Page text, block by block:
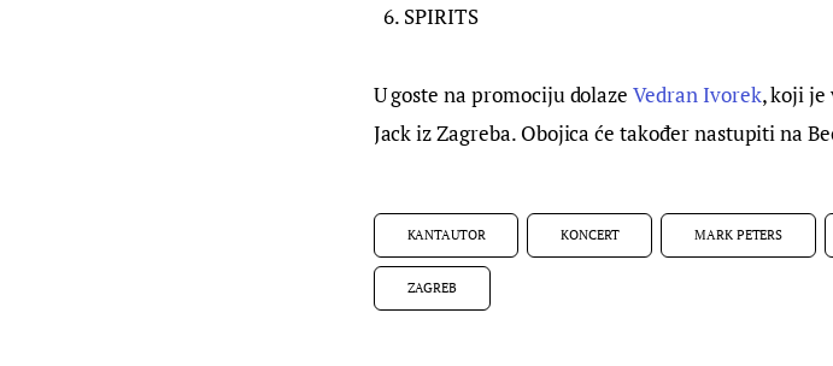
SPIRITS
U goste na promociju dolaze Vedran Ivorek, koji
Jack iz Zagreba. Obojica će također nastupiti na
KANTAUTOR KONCERT MARK PETERS
ZAGREB